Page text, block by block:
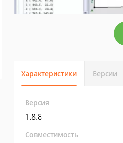
Характеристики Версии
Версия
1.8.8
Совместимость